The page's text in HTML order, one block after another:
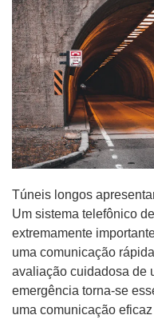
Túneis longos
Um sistema telefônico
extremamente
uma comunicação
avaliação cuidadosa de
emergência torna-se
uma comunicação